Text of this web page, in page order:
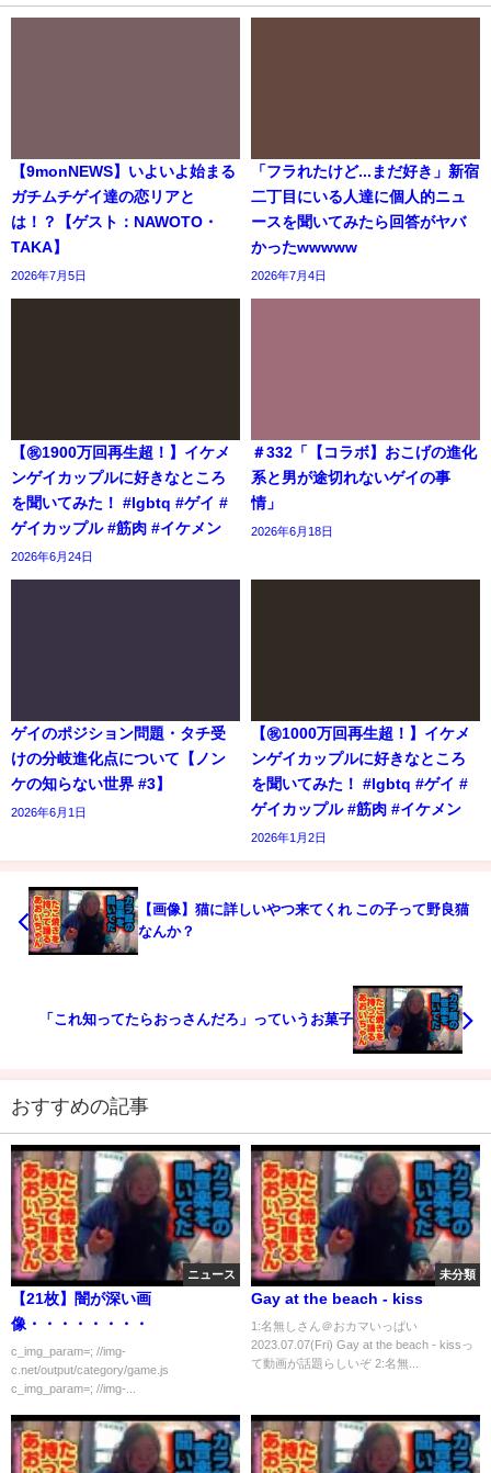
【9monNEWS】いよいよ始まる
ガチムチゲイ達の恋リアと
は！？【ゲスト：NAWOTO・
TAKA】
2026年7月5日
「フラれたけど...まだ好き」新宿
二丁目にいる人達に個人的ニュ
ースを聞いてみたら回答がヤバ
かったwwwww
2026年7月4日
【㊗️1900万回再生超！】イケメ
ンゲイカップルに好きなところ
を聞いてみた！ #lgbtq #ゲイ #
ゲイカップル #筋肉 #イケメン
2026年6月24日
＃332「【コラボ】おこげの進化
系と男が途切れないゲイの事
情」
2026年6月18日
ゲイのポジション問題・タチ受
けの分岐進化点について【ノン
ケの知らない世界 #3】
2026年6月1日
【㊗️1000万回再生超！】イケメ
ンゲイカップルに好きなところ
を聞いてみた！ #lgbtq #ゲイ #
ゲイカップル #筋肉 #イケメン
2026年1月2日
【画像】猫に詳しいやつ来てくれ この子って野良猫
なんか？
「これ知ってたらおっさんだろ」っていうお菓子
おすすめの記事
ニュース
【21枚】闇が深い画
像・・・・・・・・
c_img_param=; //img-
c.net/output/category/game.js
c_img_param=; //img-...
未分類
Gay at the beach - kiss
1:名無しさん＠おカマいっぱい
2023.07.07(Fri) Gay at the beach - kissっ
て動画が話題らしいぞ 2:名無...